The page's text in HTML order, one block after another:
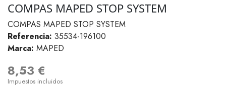
COMPAS MAPED STOP SYSTEM
COMPAS MAPED STOP SYSTEM
Referencia: 35534-196100
Marca: MAPED
8,53 €
Impuestos incluidos